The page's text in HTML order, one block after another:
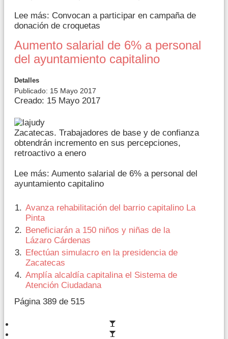
Lee más: Convocan a participar en campaña de
donación de croquetas
Aumento salarial de 6% a personal
del ayuntamiento capitalino
Detalles
Publicado: 15 Mayo 2017
Creado: 15 Mayo 2017
Zacatecas. Trabajadores de base y de confianza
obtendrán incremento en sus percepciones,
retroactivo a enero
Lee más: Aumento salarial de 6% a personal del
ayuntamiento capitalino
Avanza rehabilitación del barrio capitalino La
Pinta
Beneficiarán a 150 niños y niñas de la
Lázaro Cárdenas
Efectúan simulacro en la presidencia de
Zacatecas
Amplía alcaldía capitalina el Sistema de
Atención Ciudadana
Página 389 de 515